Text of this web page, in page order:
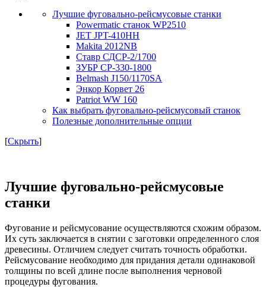
Лучшие фуговально-рейсмусовые станки
Powermatic станок WP2510
JET JPT-410HH
Makita 2012NB
Ставр СДСР-2/1700
ЗУБР СР-330-1800
Belmash J150/1170SA
Энкор Корвет 26
Patriot WW 160
Как выбрать фуговально-рейсмусовый станок
Полезные дополнительные опции
[Скрыть]
Лучшие фуговально-рейсмусовые
станки
Фугование и рейсмусование осуществляются схожим образом.
Их суть заключается в снятии с заготовки определенного слоя
древесины. Отличием следует считать точность обработки.
Рейсмусование необходимо для придания детали одинаковой
толщины по всей длине после выполнения черновой
процедуры фугования.